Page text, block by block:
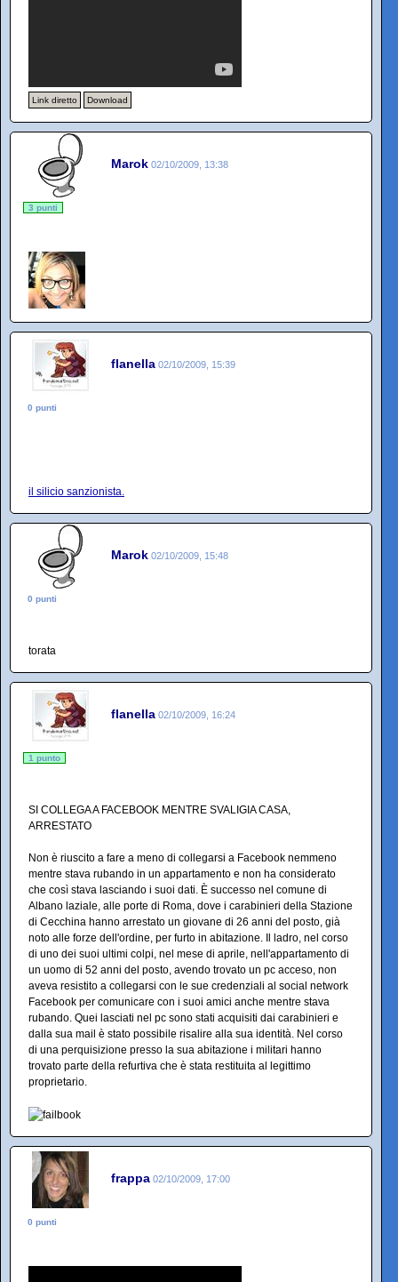
Link diretto Download
Marok 02/10/2009, 13:38
3 punti
flanella 02/10/2009, 15:39
0 punti
il silicio sanzionista.
Marok 02/10/2009, 15:48
0 punti
torata
flanella 02/10/2009, 16:24
1 punto
SI COLLEGA A FACEBOOK MENTRE SVALIGIA CASA,
ARRESTATO
Non è riuscito a fare a meno di collegarsi a Facebook nemmeno
mentre stava rubando in un appartamento e non ha considerato
che così stava lasciando i suoi dati. È successo nel comune di
Albano laziale, alle porte di Roma, dove i carabinieri della Stazione
di Cecchina hanno arrestato un giovane di 26 anni del posto, già
noto alle forze dell'ordine, per furto in abitazione. Il ladro, nel corso
di uno dei suoi ultimi colpi, nel mese di aprile, nell'appartamento di
un uomo di 52 anni del posto, avendo trovato un pc acceso, non
aveva resistito a collegarsi con le sue credenziali al social network
Facebook per comunicare con i suoi amici anche mentre stava
rubando. Quei lasciati nel pc sono stati acquisiti dai carabinieri e
dalla sua mail è stato possibile risalire alla sua identità. Nel corso
di una perquisizione presso la sua abitazione i militari hanno
trovato parte della refurtiva che è stata restituita al legittimo
proprietario.
frappa 02/10/2009, 17:00
0 punti